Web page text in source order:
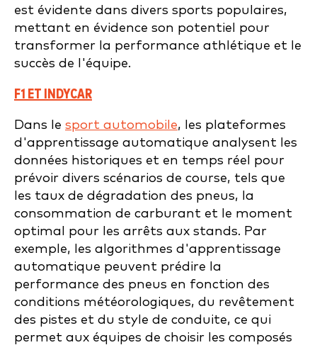
est évidente dans divers sports populaires,
mettant en évidence son potentiel pour
transformer la performance athlétique et le
succès de l'équipe.
F1 ET INDYCAR
Dans le sport automobile, les plateformes
d'apprentissage automatique analysent les
données historiques et en temps réel pour
prévoir divers scénarios de course, tels que
les taux de dégradation des pneus, la
consommation de carburant et le moment
optimal pour les arrêts aux stands. Par
exemple, les algorithmes d'apprentissage
automatique peuvent prédire la
performance des pneus en fonction des
conditions météorologiques, du revêtement
des pistes et du style de conduite, ce qui
permet aux équipes de choisir les composés